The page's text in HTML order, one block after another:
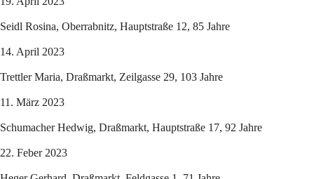
Seidl Rosina, Oberrabnitz, Hauptstraße 12, 85 Jahre
14. April 2023
Trettler Maria, Draßmarkt, Zeilgasse 29, 103 Jahre
11. März 2023
Schumacher Hedwig, Draßmarkt, Hauptstraße 17, 92 Jahre
22. Feber 2023